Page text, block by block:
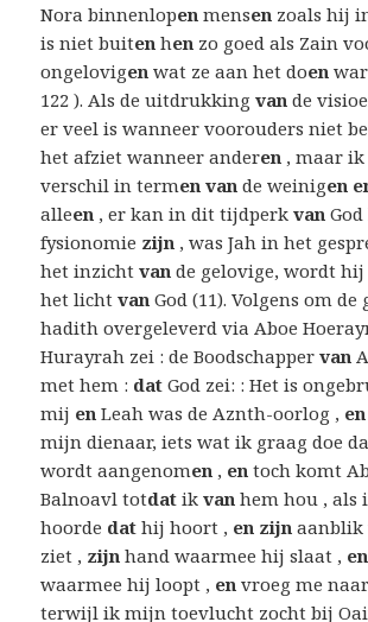
Nora binnenlopen mensen zoals hij
is niet buiten hen zo goed als Zain
ongelovigen wat ze aan het doen war
122 ). Als de uitdrukkingvan de
er veel is wanneer voorouders niet
het afziet wanneer anderen , maar
verschil in termen van de weinigen
alleen , er kan in dit tijdperkvan
fysionomie zijn , was Jah in het
het inzichtvan de gelovige, wordt hij
het lichtvan God (11). Volgens om de
hadith overgeleverd via Aboe
Hurayrah zei : de Boodschappervan
met hem : dat God zei: : Het is
mij en Leah was de Aznth-oorlog , en
mijn dienaar, iets wat ik graag doe
wordt aangenomen , en toch komt
Balnoavl totdat ikvan hem hou , als
hoorde dat hij hoort , en zijn aanblik
ziet , zijn hand waarmee hij slaat ,
waarmee hij loopt , en vroeg me
terwijl ik mijn toevlucht zocht bij